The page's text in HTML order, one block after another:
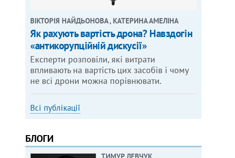
ВІКТОРІЯ НАЙДЬОНОВА , КАТЕРИНА АМЕЛІНА
Як рахують вартість дрона? Навздогін
«антикорупційній дискусії»
Експерти розповіли, які витрати
впливають на вартість цих засобів і чому
не всі дрони можна порівнювати.
Всі публікації
БЛОГИ